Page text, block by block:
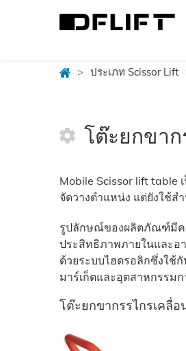
> ประเภท Scissor Lift
โต๊ะยกขา
Mobile Scissor lift table
จัดวางตำแหน่ง แต่ยังใช้ส
รูปลักษณ์ของผลิตภัณฑ์มีค
ประสิทธิภาพภายในและอ
ด้วยระบบไฮดรอลิกซึ่งใช้
มาร์เก็ตและอุตสาหกรรม
โต๊ะยกขากรรไกรเคลื่อ